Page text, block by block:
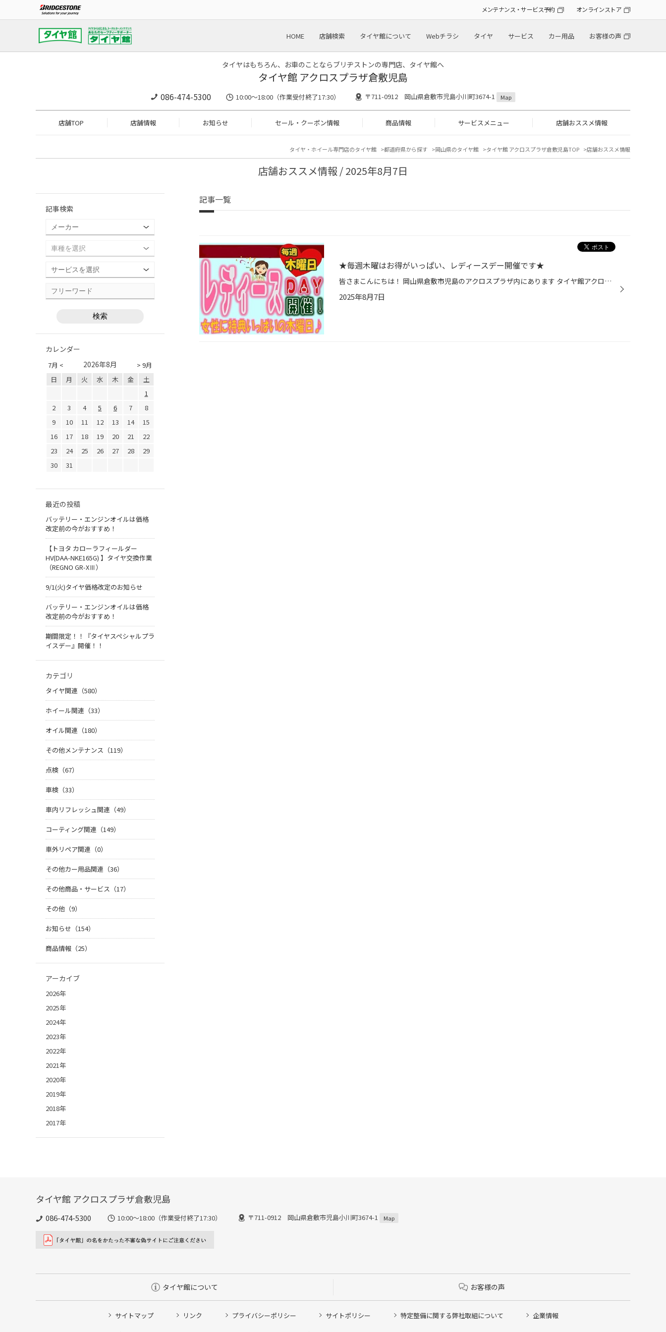
メンテナンス・サービス予約 オンラインストア
HOME 店舗検索 タイヤ館について Webチラシ タイヤ サービス カー用品 お客様の声
タイヤはもちろん、お車のことならブリヂストンの専門店、タイヤ館へ
タイヤ館 アクロスプラザ倉敷児島
086-474-5300 10:00〜18:00（作業受付終了17:30） 〒711-0912 岡山県倉敷市児島小川町3674-1 Map
店舗TOP 店舗情報 お知らせ セール・クーポン情報 商品情報 サービスメニュー 店舗おススメ情報
タイヤ・ホイール専門店のタイヤ館 都道府県から探す 岡山県のタイヤ館 タイヤ館 アクロスプラザ倉敷児島TOP 店舗おススメ情報
店舗おススメ情報 / 2025年8月7日
記事一覧
★毎週木曜はお得がいっぱい、レディースデー開催です★
皆さまこんにちは！ 岡山県倉敷市児島のアクロスプラザ内にあります タイヤ館アクロスプラザ倉敷児島店です♪ お得な情報のお知らせです♪ 本日、毎週木曜日は女性のお客様必見！ 恒例の「レディースデー」となっております♪ エンジンオイル価格が通常価格の20％OFF！ その他メンテナンス用品も10％OF...
2025年8月7日
記事検索
カレンダー
7月 < > 9月
2026年8月
日 月 火 水 木 金
土
1
2
3 4 5 6 7
8
9
10 11 12 13 14
15
16
17 18 19 20 21
22
23
24 25 26 27 28
29
30
31
最近の投稿
バッテリー・エンジンオイルは価格
改定前の今がおすすめ！
【トヨタ カローラフィールダー
HV(DAA-NKE165G) 】タイヤ交換作業
（REGNO GR-XⅢ）
9/1(火)タイヤ価格改定のお知らせ
バッテリー・エンジンオイルは価格
改定前の今がおすすめ！
期間限定！！『タイヤスペシャルプラ
イスデー』開催！！
カテゴリ
タイヤ関連（580）
ホイール関連（33）
オイル関連（180）
その他メンテナンス（119）
点検（67）
車検（33）
車内リフレッシュ関連（49）
コーティング関連（149）
車外リペア関連（0）
その他カー用品関連（36）
その他商品・サービス（17）
その他（9）
お知らせ（154）
商品情報（25）
アーカイブ
2026年
2025年
2024年
2023年
2022年
2021年
2020年
2019年
2018年
2017年
タイヤ館 アクロスプラザ倉敷児島
086-474-5300 10:00〜18:00（作業受付終了17:30） 〒711-0912 岡山県倉敷市児島小川町3674-1 Map
タイヤ館について お客様の声
サイトマップ リンク プライバシーポリシー サイトポリシー 特定整備に関する弊社取組について 企業情報
タイヤ点検・安全点検/タイヤ履き替え/オイル交換/その他ピット作業の予約